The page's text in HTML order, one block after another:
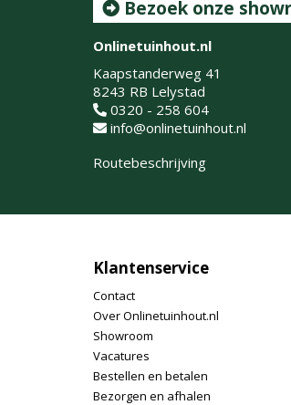
Bezoek onze
Onlinetuinhout.nl
Kaapstanderweg 41
8243 RB Lelystad
0320 - 258 604
info@onlinetuinhout.nl
Routebeschrijving
Klantenservice
Contact
Over Onlinetuinhout.nl
Showroom
Vacatures
Bestellen en betalen
Bezorgen en afhalen